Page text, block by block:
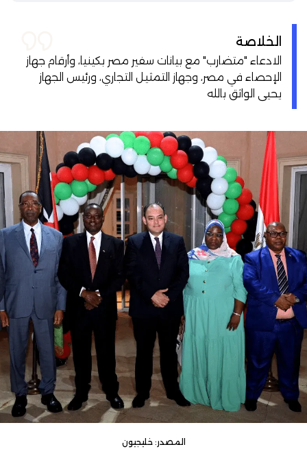
الخلاصة
الادعاء "متضارب" مع بيانات سفير مصر بكينيا، وأرقام جهاز
الإحصاء في مصر، وجهاز التمثيل التجاري، ورئيس الجهاز
يحيى الواثق بالله
المصدر: خليجيون